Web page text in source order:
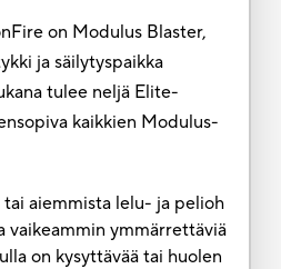
on Modulus Blaster,
ja säilytyspaikka
tulee neljä Elite-
kaikkien Modulus-
aiemmista lelu- ja pelioh
vaikeammin ymmärrettäviä
on kysyttävää tai huolen